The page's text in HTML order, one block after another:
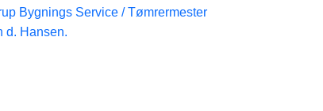
Bygnings Service / Tømrermester
d. Hansen.